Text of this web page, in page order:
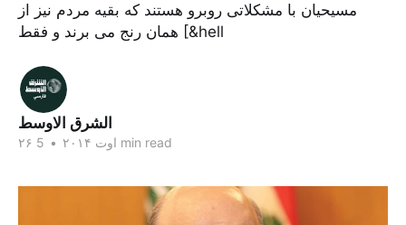
مسیحیان با مشکلاتی روبرو هستند که بقیه مردم نیز از
همان رنج می برند و فقط [&hell
الشرق الاوسط
۲۶ اوت ۲۰۱۴ • 5 min read